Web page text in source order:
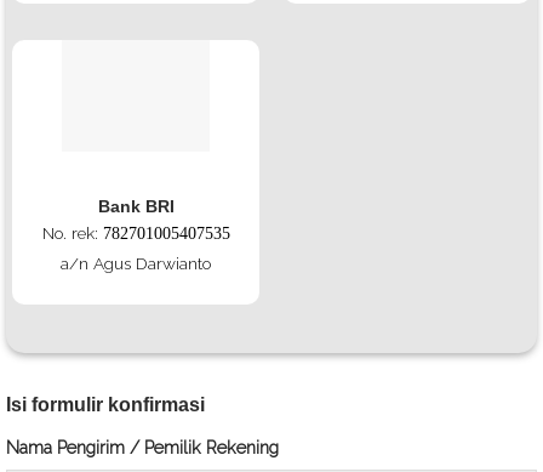
Isi formulir konfirmasi
Nama Pengirim / Pemilik Rekening
Bank BRI
No. rek: 782701005407535
a/n Agus Darwianto